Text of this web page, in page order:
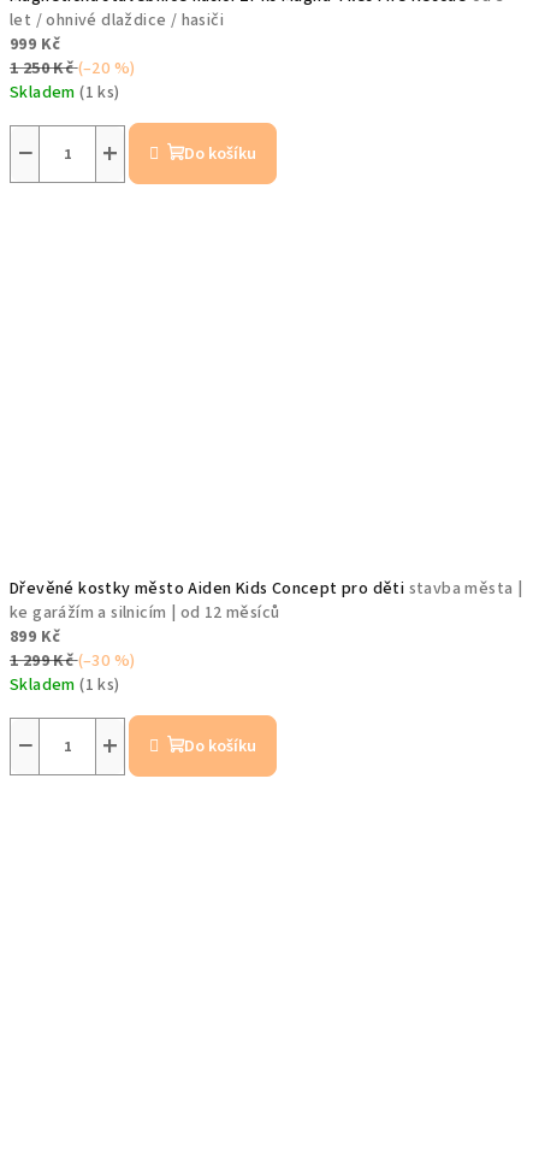
let / ohnivé dlaždice / hasiči
999 Kč
1 250 Kč(–20 %)
Skladem(1 ks)
+
− Do košíku
Dřevěné kostky město Aiden Kids Concept pro děti stavba města |
ke garážím a silnicím | od 12 měsíců
899 Kč
1 299 Kč(–30 %)
Skladem(1 ks)
+
− Do košíku